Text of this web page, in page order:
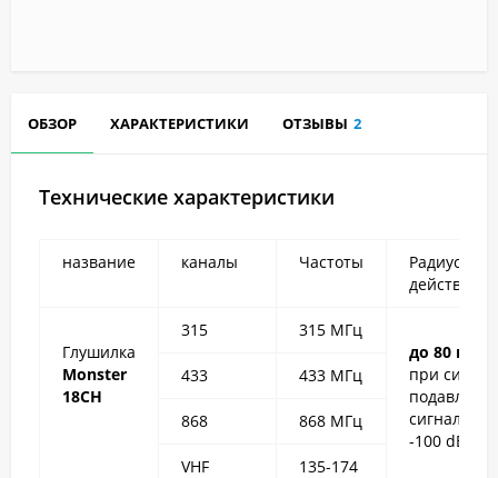
ОБЗОР ХАРАКТЕРИСТИКИ ОТЗЫВЫ 2
Технические характеристики
название каналы Частоты
Радиус
действия
Глушилка
Monster
18CH
315
315 МГц
до 80
при силе
сигнала
-100 dBm
433 433 МГц
868 868 МГц
VHF
135-174